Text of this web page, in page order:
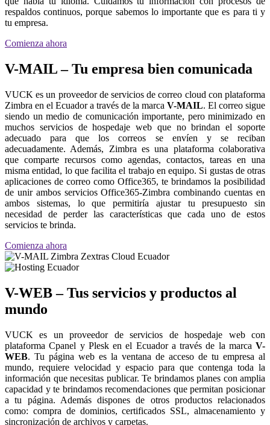
respaldos continuos, porque sabemos lo importante que es para ti y
tu empresa.
Comienza ahora
V-MAIL – Tu empresa bien comunicada
VUCK es un proveedor de servicios de correo cloud con plataforma
Zimbra en el Ecuador a través de la marca V-MAIL. El correo sigue
siendo un medio de comunicación importante, pero minimizado en
muchos servicios de hospedaje web que no brindan el soporte
adecuado para que los correos se envíen y se reciban
adecuadamente. Además, Zimbra es una plataforma colaborativa
que comparte recursos como agendas, contactos, tareas en una
misma entidad, lo que facilita el trabajo en equipo. Si gustas de otras
aplicaciones de correo como Office365, te brindamos la posibilidad
de unir ambos servicios Office365-Zimbra combinando cuentas en
ambos sistemas, lo que permitiría ajustar tu presupuesto sin
necesidad de perder las características que cada uno de estos
servicios te brinda.
Comienza ahora
V-WEB – Tus servicios y productos al
mundo
VUCK es un proveedor de servicios de hospedaje web con
plataforma Cpanel y Plesk en el Ecuador a través de la marca V-
WEB. Tu página web es la ventana de acceso de tu empresa al
mundo, requiere velocidad y espacio para que contenga toda la
información que necesitas publicar. Te brindamos planes con amplia
capacidad y te brindamos recomendaciones que permitan posicionar
a tu página. Además dispones de otros productos relacionados
como: compra de dominios, certificados SSL, almacenamiento y
sincronización de archivos y carpetas.